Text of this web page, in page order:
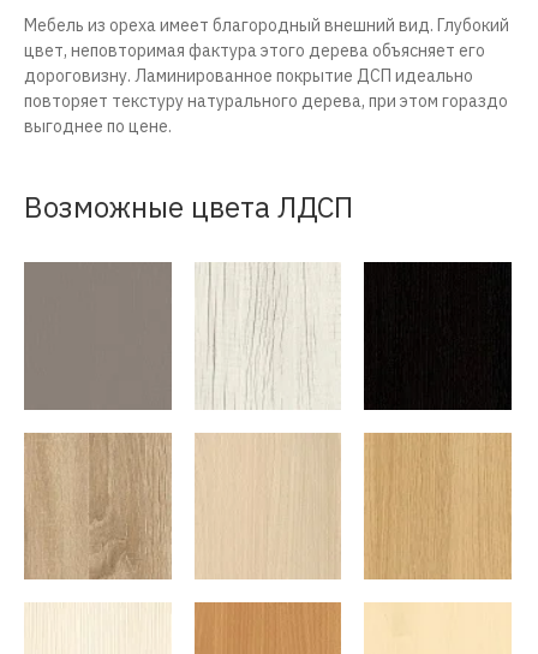
Мебель из ореха имеет благородный внешний вид. Глубокий
цвет, неповторимая фактура этого дерева объясняет его
дороговизну. Ламинированное покрытие ДСП идеально
повторяет текстуру натурального дерева, при этом гораздо
выгоднее по цене.
Возможные цвета ЛДСП